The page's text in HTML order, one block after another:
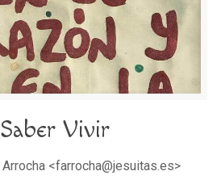
Vivir
Arrocha <farrocha@jesuitas.es>